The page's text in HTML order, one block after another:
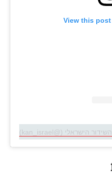
View this